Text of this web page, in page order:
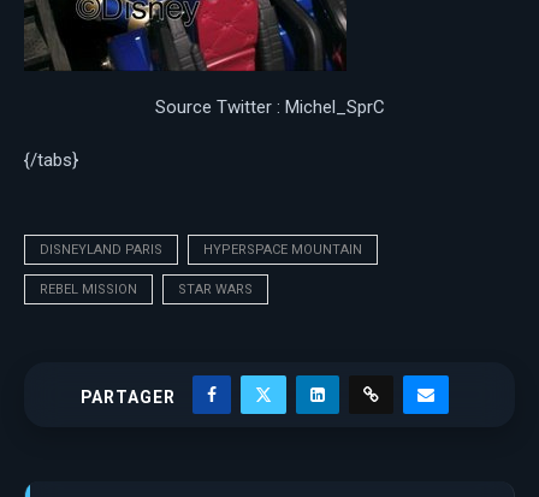
Source Twitter : Michel_SprC
{/tabs}
DISNEYLAND PARIS HYPERSPACE MOUNTAIN
REBEL MISSION STAR WARS
PARTAGER